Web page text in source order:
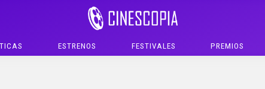
ESTRENOS FESTIVALES PREMIOS